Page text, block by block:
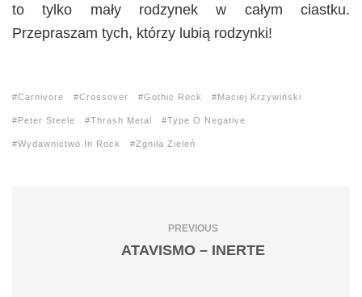
to tylko mały rodzynek w całym ciastku.
Przepraszam tych, którzy lubią rodzynki!
Carnivore Crossover Gothic Rock Maciej Krzywiński
Peter Steele Thrash Metal Type O Negative
Wydawnictwo In Rock Zgniła Zieleń
PREVIOUS
ATAVISMO – INERTE